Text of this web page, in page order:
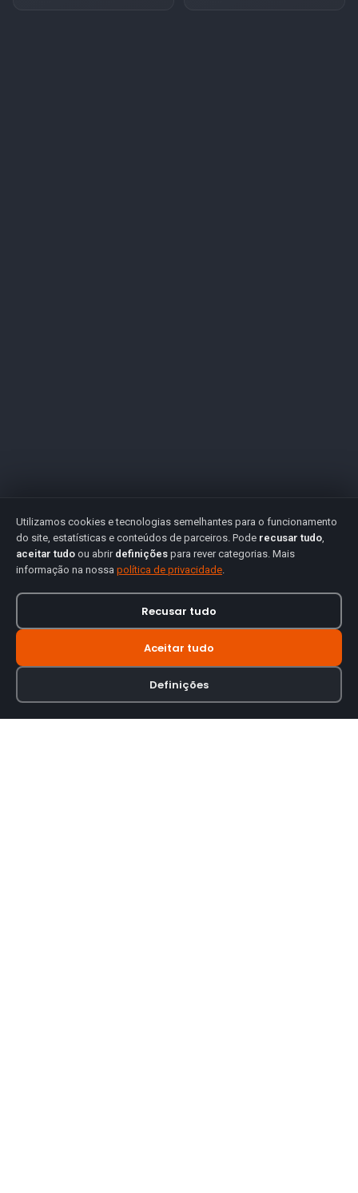
Utilizamos cookies e tecnologias semelhantes para o funcionamento
do site, estatísticas e conteúdos de parceiros. Pode recusar tudo,
aceitar tudo ou abrir definições para rever categorias. Mais
informação na nossa política de privacidade.
Recusar tudo
Aceitar tudo
Definições